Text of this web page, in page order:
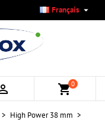
Français 
shopping_cart0
High Power 38 mm
×
×
une liste d'envies
×
des produits à votre
Connexion